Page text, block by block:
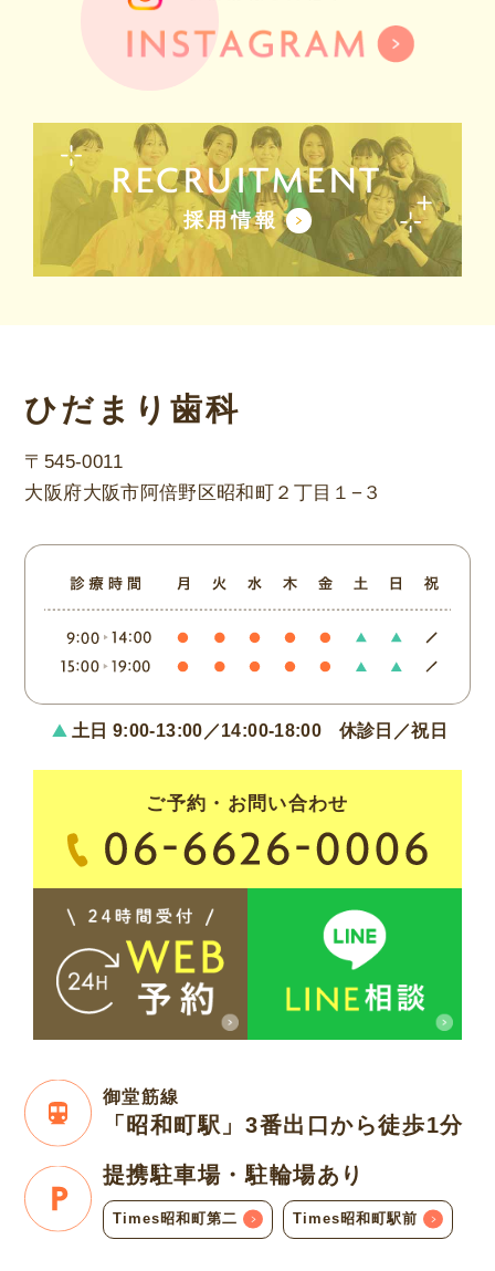
RECRUITMENT
採用情報
ひだまり歯科
〒545-0011
大阪府大阪市阿倍野区昭和町２丁目１−３
土日 9:00-13:00／14:00-18:00 休診日／祝日
御堂筋線
「昭和町駅」3番出口から徒歩1分
提携駐車場・駐輪場あり
Times昭和町第二 Times昭和町駅前
ご予約・お問い合わせ